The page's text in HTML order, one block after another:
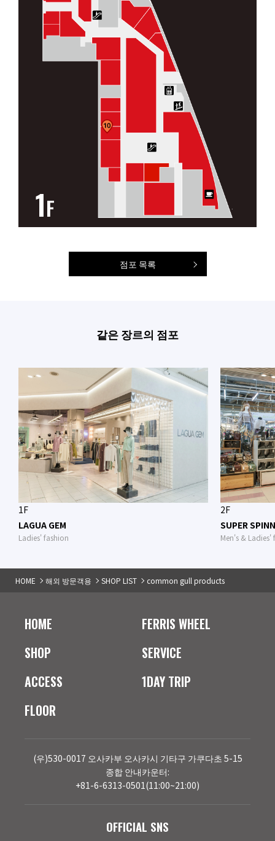
1F
점포 목록
같은 장르의 점포
1F
LAGUA GEM
Ladies' fashion
2F
SUPER
Men's & Ladies'
HOME 해외 방문객용 SHOP LIST common gull products
HOME
SHOP
ACCESS
FLOOR
FERRIS WHEEL
SERVICE
1DAY TRIP
(우)530-0017 오사카부 오사카시 기타구 가쿠다초 5-15
종합 안내카운터:
+81-6-6313-0501(11:00~21:00)
OFFICIAL SNS